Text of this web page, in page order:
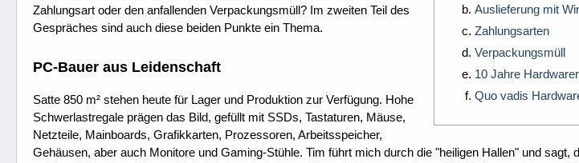
Auslieferung mit
Zahlungsarten
Verpackungsmüll
10 Jahre
Quo vadis
Zahlungsart oder den anfallenden Verpackungsmüll? Im zweiten Teil des
Gespräches sind auch diese beiden Punkte ein Thema.
PC-Bauer aus Leidenschaft
Satte 850 m² stehen heute für Lager und Produktion zur Verfügung. Hohe
Schwerlastregale prägen das Bild, gefüllt mit SSDs, Tastaturen, Mäuse,
Netzteile, Mainboards, Grafikkarten, Prozessoren, Arbeitsspeicher,
Gehäusen, aber auch Monitore und Gaming-Stühle. Tim führt mich durch die "heiligen Hallen" und sagt,